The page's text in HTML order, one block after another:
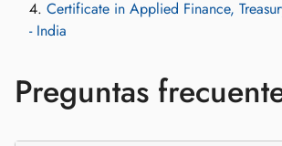
Certificate in Applied Finance,
- India
Preguntas